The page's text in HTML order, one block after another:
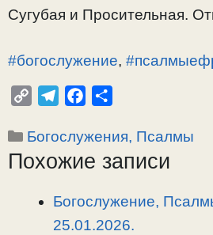
Сугубая и Просительная.
#богослужение,
p
y
l
e
r
a
c
e
o
o
п
р
в
и
Рубрики
Богослужения, Псалмы
Похожие записи
Богослужение,
25.01.2026.